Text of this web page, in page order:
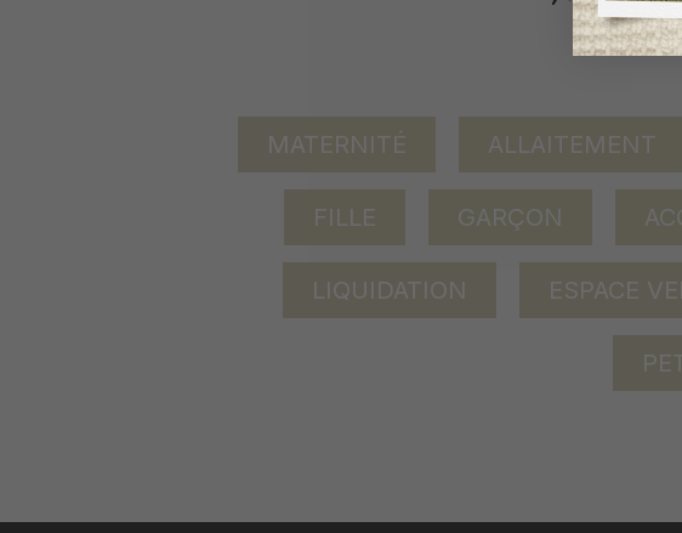
MATERNITÉ ALLAITEMENT
FILLE GARÇON
LIQUIDATION ESPACE